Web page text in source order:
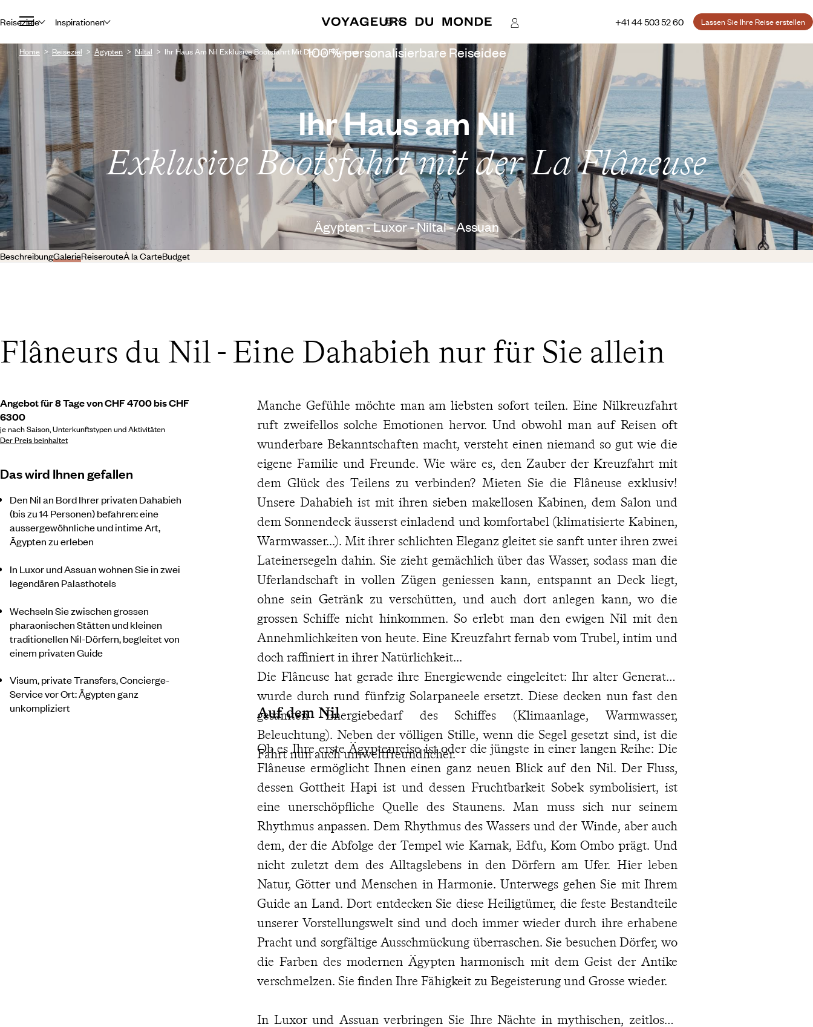
Reiseziele Inspirationen +41 44 503 52 60 Lassen Sie Ihre Reise erstellen
Home Reiseziel Ägypten Niltal Ihr Haus Am Nil Exklusive Bootsfahrt Mit Der La Flâneuse100 % personalisierbare Reiseidee
Ihr Haus am Nil
Exklusive Bootsfahrt mit der La Flâneuse
Ägypten - Luxor - Niltal - Assuan
BeschreibungGalerieReiserouteÀ la CarteBudget
Flâneurs du Nil - Eine Dahabieh nur für Sie allein
Angebot für 8 Tage von CHF 4700 bis CHF
6300
je nach Saison, Unterkunftstypen und Aktivitäten
Der Preis beinhaltet
Das wird Ihnen gefallen
Den Nil an Bord Ihrer privaten Dahabieh
(bis zu 14 Personen) befahren: eine
aussergewöhnliche und intime Art,
Ägypten zu erleben
In Luxor und Assuan wohnen Sie in zwei
legendären Palasthotels
Wechseln Sie zwischen grossen
pharaonischen Stätten und kleinen
traditionellen Nil-Dörfern, begleitet von
einem privaten Guide
Visum, private Transfers, Concierge-
Service vor Ort: Ägypten ganz
unkompliziert
Manche Gefühle möchte man am liebsten sofort teilen. Eine Nilkreuzfahrt
ruft zweifellos solche Emotionen hervor. Und obwohl man auf Reisen oft
wunderbare Bekanntschaften macht, versteht einen niemand so gut wie die
eigene Familie und Freunde. Wie wäre es, den Zauber der Kreuzfahrt mit
dem Glück des Teilens zu verbinden? Mieten Sie die Flâneuse exklusiv!
Unsere Dahabieh ist mit ihren sieben makellosen Kabinen, dem Salon und
dem Sonnendeck äusserst einladend und komfortabel (klimatisierte Kabinen,
Warmwasser...). Mit ihrer schlichten Eleganz gleitet sie sanft unter ihren zwei
Lateinersegeln dahin. Sie zieht gemächlich über das Wasser, sodass man die
Uferlandschaft in vollen Zügen geniessen kann, entspannt an Deck liegt,
ohne sein Getränk zu verschütten, und auch dort anlegen kann, wo die
grossen Schiffe nicht hinkommen. So erlebt man den ewigen Nil mit den
Annehmlichkeiten von heute. Eine Kreuzfahrt fernab vom Trubel, intim und
doch raffiniert in ihrer Natürlichkeit...
Die Flâneuse hat gerade ihre Energiewende eingeleitet: Ihr alter Generator
wurde durch rund fünfzig Solarpaneele ersetzt. Diese decken nun fast den
gesamten Energiebedarf des Schiffes (Klimaanlage, Warmwasser,
Beleuchtung). Neben der völligen Stille, wenn die Segel gesetzt sind, ist die
Fahrt nun auch umweltfreundlicher.
Auf dem Nil
Ob es Ihre erste Ägyptenreise ist oder die jüngste in einer langen Reihe: Die
Flâneuse ermöglicht Ihnen einen ganz neuen Blick auf den Nil. Der Fluss,
dessen Gottheit Hapi ist und dessen Fruchtbarkeit Sobek symbolisiert, ist
eine unerschöpfliche Quelle des Staunens. Man muss sich nur seinem
Rhythmus anpassen. Dem Rhythmus des Wassers und der Winde, aber auch
dem, der die Abfolge der Tempel wie Karnak, Edfu, Kom Ombo prägt. Und
nicht zuletzt dem des Alltagslebens in den Dörfern am Ufer. Hier leben
Natur, Götter und Menschen in Harmonie. Unterwegs gehen Sie mit Ihrem
Guide an Land. Dort entdecken Sie diese Heiligtümer, die feste Bestandteile
unserer Vorstellungswelt sind und doch immer wieder durch ihre erhabene
Pracht und sorgfältige Ausschmückung überraschen. Sie besuchen Dörfer, wo
die Farben des modernen Ägypten harmonisch mit dem Geist der Antike
verschmelzen. Sie finden Ihre Fähigkeit zu Begeisterung und Grosse wieder.
In Luxor und Assuan verbringen Sie Ihre Nächte in mythischen, zeitlosen